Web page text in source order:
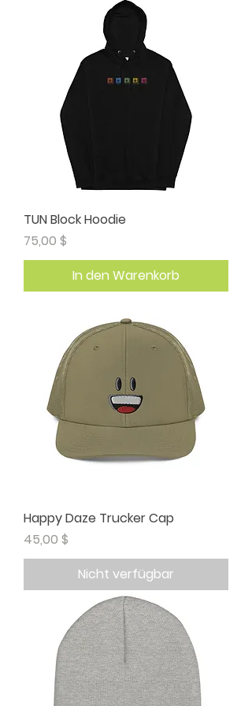
TUN Block Hoodie
Preis
75,00 $
In den Warenkorb
Happy Daze Trucker Cap
Preis
45,00 $
Nicht verfügbar